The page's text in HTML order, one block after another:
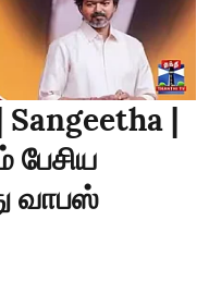
|
பேசிய
வாபஸ்